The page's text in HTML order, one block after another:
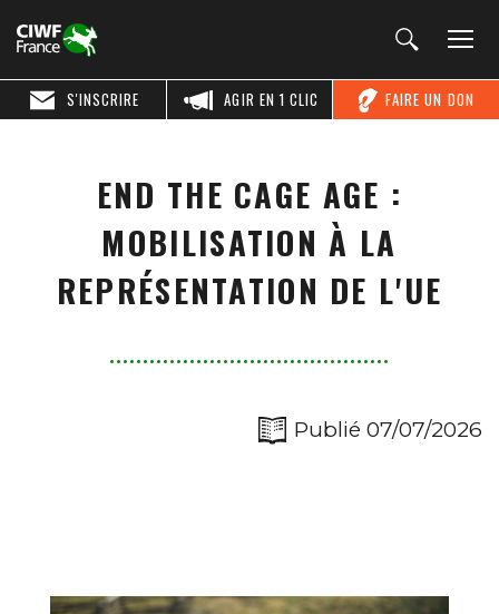
FAIRE UN DON
AGIR EN 1 CLIC
S'INSCRIRE
END THE CAGE AGE :
MOBILISATION À LA
REPRÉSENTATION DE L'UE
Publié 07/07/2026